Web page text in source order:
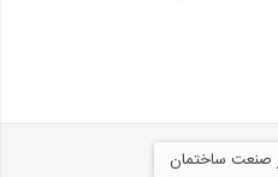
صنعت ساختمان